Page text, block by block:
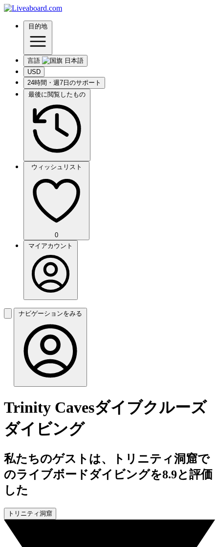
目的地
言語
USD
24時間・週7日のサポート
最後に閲覧したもの
ウィッシュリスト
0
マイアカウント
ナビゲーションをみる
Trinity Cavesダイブクルーズ
ダイビング
私たちのゲストは、トリニティ洞窟で
のライブボードダイビングを8.9と評価
した
トリニティ洞窟